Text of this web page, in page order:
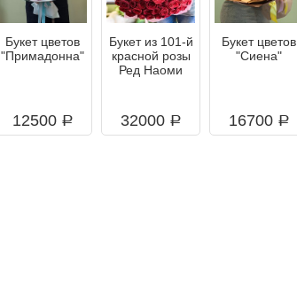
Букет цветов
"Примадонна"
12500 a
Букет из 101-й
красной розы
Ред Наоми
32000 a
Букет цветов
"Сиена"
16700 a